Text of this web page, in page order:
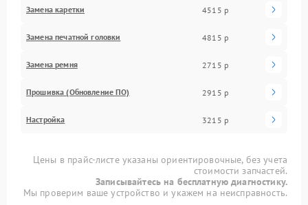
Замена каретки 4515 р
Замена печатной головки 4815 р
Замена ремня 2715 р
Прошивка (Обновление ПО) 2915 р
Настройка 3215 р
Цены в прайс-листе указаны ориентировочные, без учета
стоимости запчастей.
Записывайтесь на бесплатную диагностику.
Мы проверим ваше устройство и укажем на неисправность.